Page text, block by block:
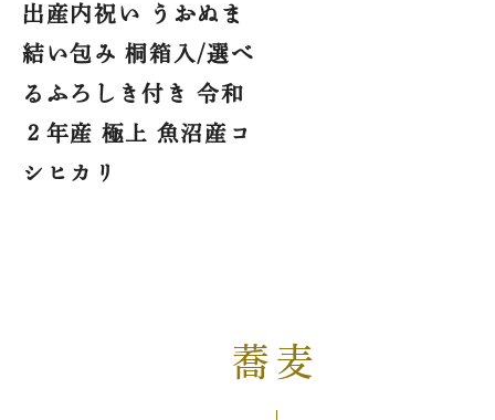
出産内祝い うおぬま
結い包み 桐箱入/選べ
るふろしき付き 令和
２年産 極上 魚沼産コ
シヒカリ
蕎麦